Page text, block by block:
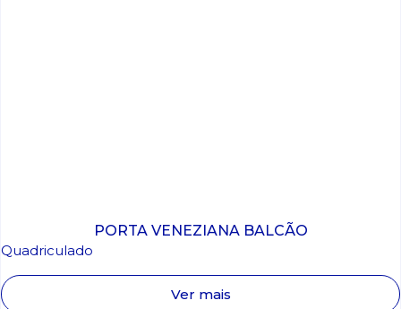
PORTA VENEZIANA BALCÃO
Quadriculado
Ver mais